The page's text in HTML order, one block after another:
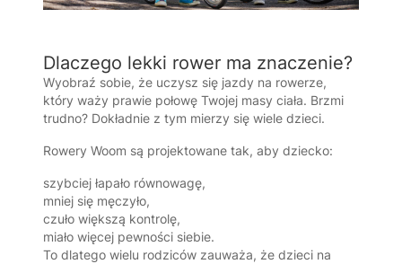
Dlaczego lekki rower ma znaczenie?
Wyobraź sobie, że uczysz się jazdy na rowerze,
który waży prawie połowę Twojej masy ciała. Brzmi
trudno? Dokładnie z tym mierzy się wiele dzieci.
Rowery Woom są projektowane tak, aby dziecko:
szybciej łapało równowagę,
mniej się męczyło,
czuło większą kontrolę,
miało więcej pewności siebie.
To dlatego wielu rodziców zauważa, że dzieci na